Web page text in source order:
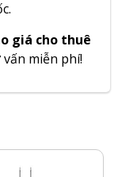
giá cho thuê
miễn phí!